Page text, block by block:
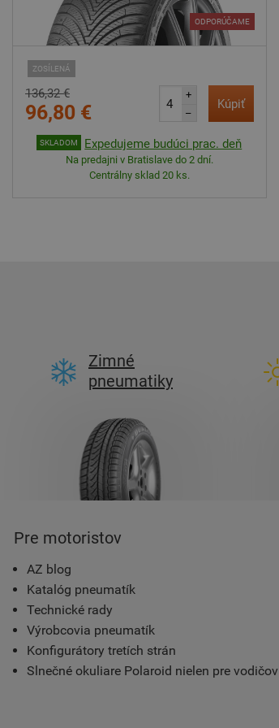
ZOSÍLENÁ
ODPORÚČAME
136,32 €
96,80 €
+
–
Kúpiť
SKLADOM Expedujeme budúci prac. deň
Na predajni v Bratislave do 2 dní.
Centrálny sklad 20 ks.
Zimné
pneumatiky
Pre motoristov
AZ blog
Katalóg pneumatík
Technické rady
Výrobcovia pneumatík
Konfigurátory tretích strán
Slnečné okuliare Polaroid nielen pre vodičov